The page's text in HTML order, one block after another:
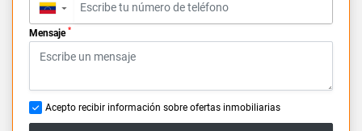
▼
Mensaje *
Acepto recibir información sobre ofertas inmobiliarias